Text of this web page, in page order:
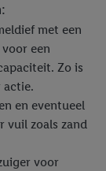
met een
een
Zo is
actie.
en eventueel
vuil zoals zand
voor